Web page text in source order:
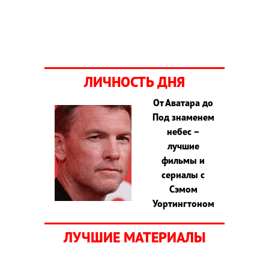
ЛИЧНОСТЬ ДНЯ
От Аватара до
Под знаменем
небес –
лучшие
фильмы и
сериалы с
Сэмом
Уортингтоном
ЛУЧШИЕ МАТЕРИАЛЫ